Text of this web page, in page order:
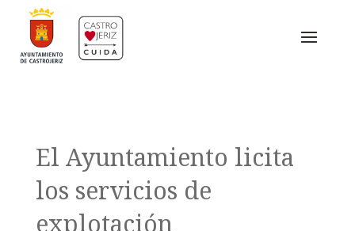
El Ayuntamiento licita
los servicios de
explotación